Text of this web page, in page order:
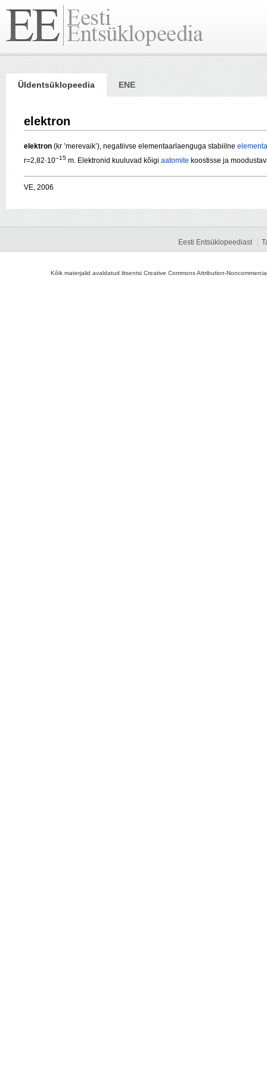
Üldentsüklopeedia ENE
elektron
elektron (kr ’merevaik’), negatiivse elementaarlaenguga stabiilne
r=2,82·10–15 m. Elektronid kuuluvad kõigi aatomite koostisse ja
VE, 2006
Eesti Entsüklopeediast
Kõik materjalid avaldatud litsentsi Creative Commons Attribution-